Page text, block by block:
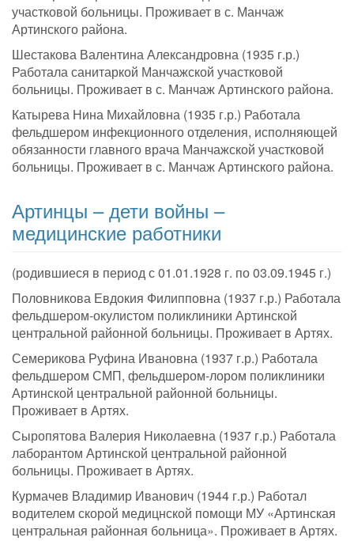
участковой больницы. Проживает в с. Манчаж
Артинского района.
Шестакова Валентина Александровна (1935 г.р.)
Работала санитаркой Манчажской участковой
больницы. Проживает в с. Манчаж Артинского района.
Катырева Нина Михайловна (1935 г.р.) Работала
фельдшером инфекционного отделения, исполняющей
обязанности главного врача Манчажской участковой
больницы. Проживает в с. Манчаж Артинского района.
Артинцы – дети войны –
медицинские работники
(родившиеся в период с 01.01.1928 г. по 03.09.1945 г.)
Половникова Евдокия Филипповна (1937 г.р.) Работала
фельдшером-окулистом поликлиники Артинской
центральной районной больницы. Проживает в Артях.
Семерикова Руфина Ивановна (1937 г.р.) Работала
фельдшером СМП, фельдшером-лором поликлиники
Артинской центральной районной больницы.
Проживает в Артях.
Сыропятова Валерия Николаевна (1937 г.р.) Работала
лаборантом Артинской центральной районной
больницы. Проживает в Артях.
Курмачев Владимир Иванович (1944 г.р.) Работал
водителем скорой медицнской помощи МУ «Артинская
центральная районная больница». Проживает в Артях.